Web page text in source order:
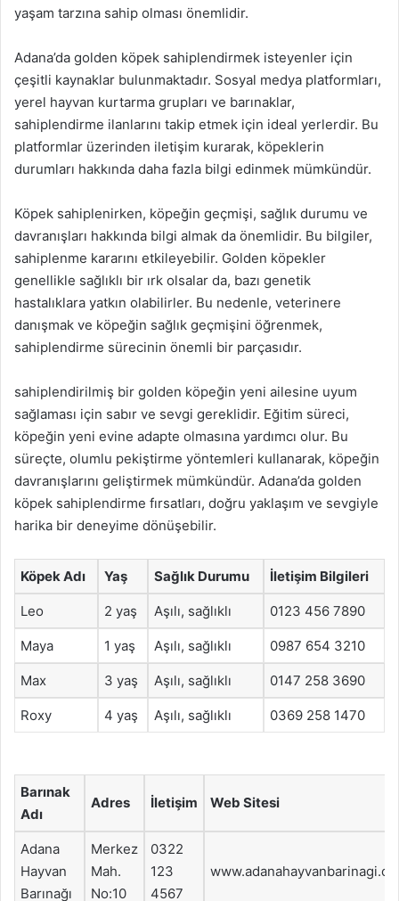
yaşam tarzına sahip olması önemlidir.
Adana’da golden köpek sahiplendirmek isteyenler için
çeşitli kaynaklar bulunmaktadır. Sosyal medya platformları,
yerel hayvan kurtarma grupları ve barınaklar,
sahiplendirme ilanlarını takip etmek için ideal yerlerdir. Bu
platformlar üzerinden iletişim kurarak, köpeklerin
durumları hakkında daha fazla bilgi edinmek mümkündür.
Köpek sahiplenirken, köpeğin geçmişi, sağlık durumu ve
davranışları hakkında bilgi almak da önemlidir. Bu bilgiler,
sahiplenme kararını etkileyebilir. Golden köpekler
genellikle sağlıklı bir ırk olsalar da, bazı genetik
hastalıklara yatkın olabilirler. Bu nedenle, veterinere
danışmak ve köpeğin sağlık geçmişini öğrenmek,
sahiplendirme sürecinin önemli bir parçasıdır.
sahiplendirilmiş bir golden köpeğin yeni ailesine uyum
sağlaması için sabır ve sevgi gereklidir. Eğitim süreci,
köpeğin yeni evine adapte olmasına yardımcı olur. Bu
süreçte, olumlu pekiştirme yöntemleri kullanarak, köpeğin
davranışlarını geliştirmek mümkündür. Adana’da golden
köpek sahiplendirme fırsatları, doğru yaklaşım ve sevgiyle
harika bir deneyime dönüşebilir.
Köpek Adı Yaş Sağlık Durumu İletişim Bilgileri
Leo 2 yaş Aşılı, sağlıklı 0123 456 7890
Maya 1 yaş Aşılı, sağlıklı 0987 654 3210
Max 3 yaş Aşılı, sağlıklı 0147 258 3690
Roxy 4 yaş Aşılı, sağlıklı 0369 258 1470
Barınak
Adı
Adres İletişim Web Sitesi
Adana
Hayvan
Barınağı
Merkez
Mah.
No:10
0322
123
4567